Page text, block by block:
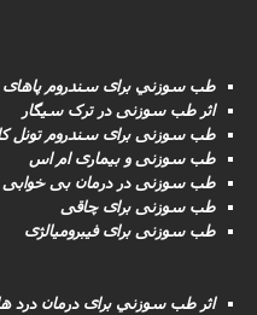
طب سوزني برای سندروم پاهای
اثر طب سوزنی در ترک سیگار
طب سوزنى برای سندروم تونل
طب سوزنی و بیماری ام اس
طب سوزنى در درمان بی خوابی
طب سوزنى برای چاقی
طب سوزنی برای فیبرومیالژی
اثر طب سوزني برای درمان درد